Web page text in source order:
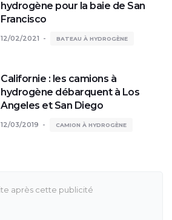
hydrogène pour la baie de San
Francisco
12/02/2021 BATEAU À HYDROGÈNE
Californie : les camions à
hydrogène débarquent à Los
Angeles et San Diego
12/03/2019 CAMION À HYDROGÈNE